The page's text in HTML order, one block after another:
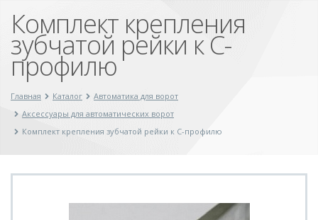
Комплект крепления
зубчатой рейки к С-
профилю
Главная Каталог
Автоматика для ворот
Аксессуары для автоматических ворот
Комплект крепления зубчатой рейки к С-профилю